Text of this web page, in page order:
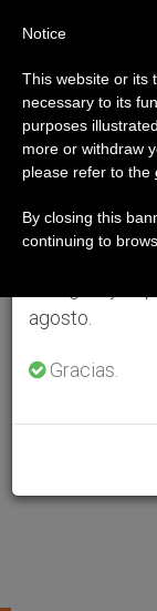
Aviso
Del 27 de
anual,
se generan
agosto.
Gracias.
Notice
This website or its
necessary to its
purposes
more or withdraw
please refer to the
By closing this
continuing to